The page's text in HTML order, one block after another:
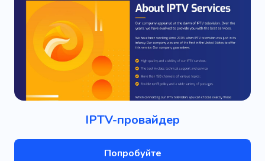
IPTV-провайдер
Попробуйте